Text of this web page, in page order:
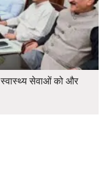
सेवाओं को और